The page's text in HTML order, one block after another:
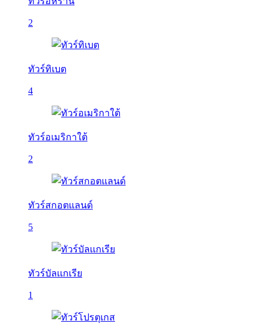
2
ทัวร์ทิเบต
4
ทัวร์อเมริกาใต้
2
ทัวร์สกอตแลนด์
5
ทัวร์บัลเเกเรีย
1